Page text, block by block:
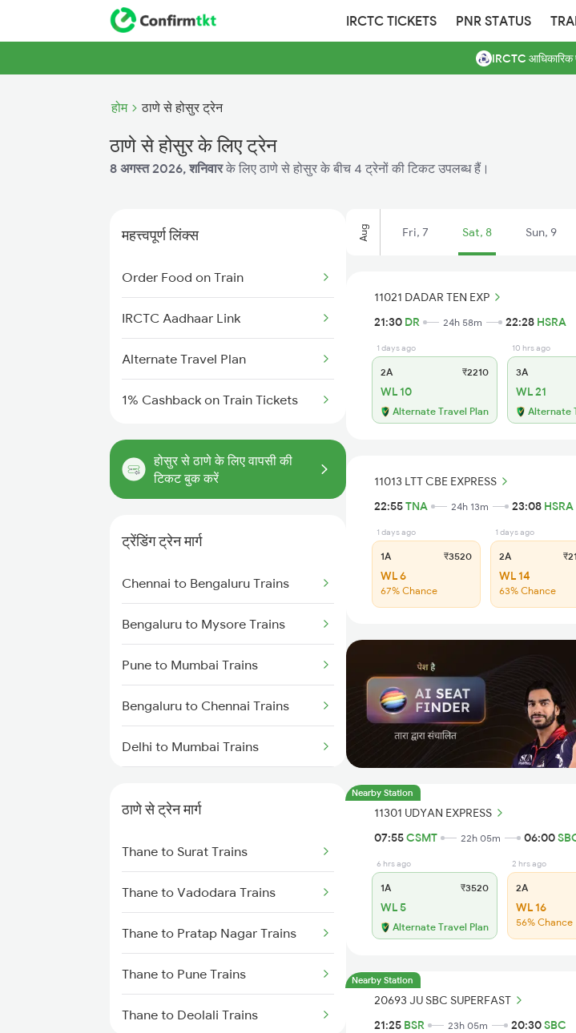
IRCTC TICKETS PNR STATUS
IRCTC आधिकारिक
होम ठाणे से होसुर ट्रेन
ठाणे से होसुर के लिए ट्रेन
8 अगस्त 2026, शनिवारके लिए ठाणे से होसुर के बीच 4 ट्रेनों की टिकट उपलब्ध हैं।
महत्त्वपूर्ण लिंक्स
Order Food on Train
IRCTC Aadhaar Link
Alternate Travel Plan
1% Cashback on Train Tickets
होसुर से ठाणे के लिए वापसी की
टिकट बुक करें
ट्रेंडिंग ट्रेन मार्ग
Chennai to Bengaluru Trains
Bengaluru to Mysore Trains
Pune to Mumbai Trains
Bengaluru to Chennai Trains
Delhi to Mumbai Trains
Mumbai to Delhi Trains
Mumbai to Goa Trains
Chennai to Coimbatore Trains
ठाणे से ट्रेन मार्ग
Thane to Surat Trains
Thane to Vadodara Trains
Thane to Pratap Nagar Trains
Thane to Pune Trains
Thane to Deolali Trains
Aug Fri, 7 Sat, 8 Sun, 9
11021 DADAR TEN EXP
21:30 DR 24h 58m 22:28 HSRA
1 days ago
2A ₹2210
WL 10
Alternate Travel Plan
10 hrs ago
3A
WL 21
Alternate
11013 LTT CBE EXPRESS
22:55TNA 24h 13m 23:08 HSRA
1 days ago
1A ₹3520
WL 6
67% Chance
1 days ago
2A
WL 14
63% Chance
Nearby Station
11301 UDYAN EXPRESS
07:55CSMT 22h 05m 06:00
6 hrs ago
1A ₹3520
WL 5
Alternate Travel Plan
2 hrs ago
2A
WL 16
56% Chance
Nearby Station
20693 JU SBC SUPERFAST
21:25 BSR 23h 05m 20:30SBC